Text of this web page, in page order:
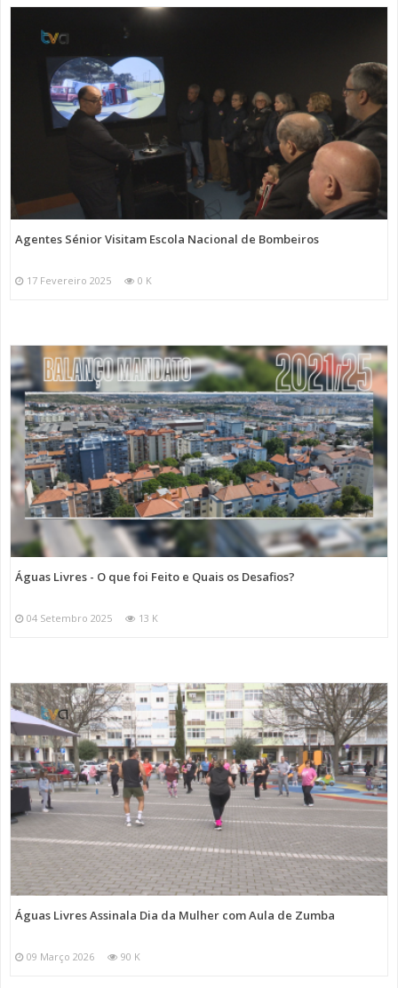
Agentes Sénior Visitam Escola Nacional de Bombeiros
17 Fevereiro 2025 0 K
Águas Livres - O que foi Feito e Quais os Desafios?
04 Setembro 2025 13 K
Águas Livres Assinala Dia da Mulher com Aula de Zumba
09 Março 2026 90 K